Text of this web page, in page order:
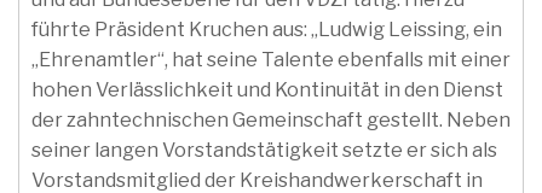
führte Präsident Kruchen aus: „Ludwig Leissing, ein
„Ehrenamtler“, hat seine Talente ebenfalls mit einer
hohen Verlässlichkeit und Kontinuität in den Dienst
der zahntechnischen Gemeinschaft gestellt. Neben
seiner langen Vorstandstätigkeit setzte er sich als
Vorstandsmitglied der Kreishandwerkerschaft in